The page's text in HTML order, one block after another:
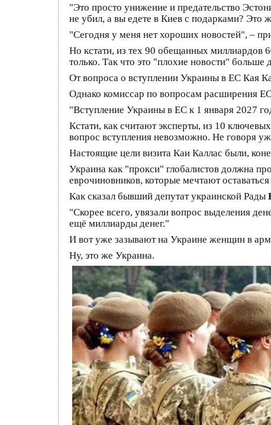
"Это просто унижение и предательство
не убил, а вы едете в Киев с подарками? Это
"Сегодня у меня нет хороших новостей", –
Но кстати, из тех 90 обещанных миллиардов
только. Так что это "плохие новости"
От вопроса о вступлении Украины в ЕС Кая
Однако комиссар по вопросам расширения
"Вступление Украины в ЕС к 1 января 2027
Кстати, как считают эксперты, из 10
вопрос вступления невозможно. Не говоря
Настоящие цели визита Каи Каллас были,
Украина как "прокси" глобалистов должна
еврочиновников, которые мечтают
Как сказал бывший депутат украинской Рады
"Скорее всего, увязали вопрос выделения
ещё миллиарды денег."
И вот уже зазывают на Украине женщин в
Ну, это же Украина.